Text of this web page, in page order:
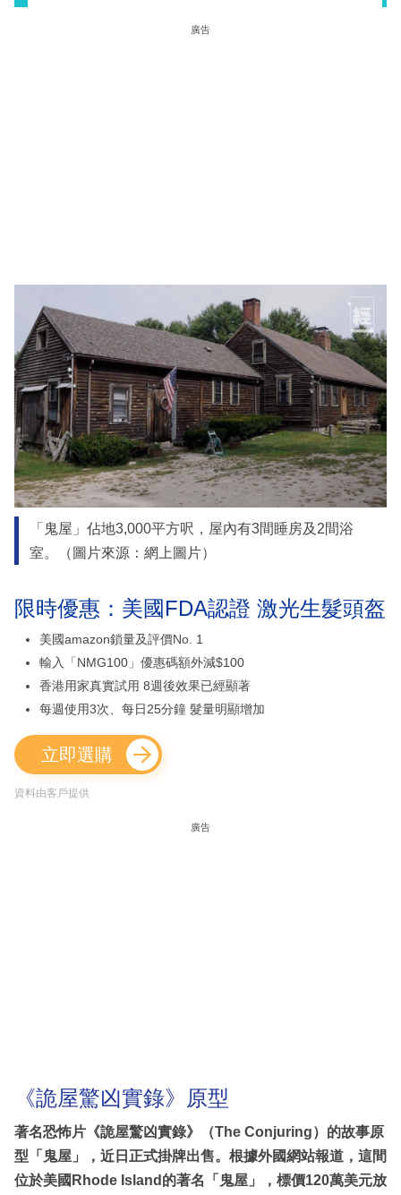
廣告
「鬼屋」佔地3,000平方呎，屋內有3間睡房及2間浴
室。（圖片來源：網上圖片）
限時優惠：美國FDA認證 激光生髮頭盔
美國amazon鎖量及評價No. 1
輸入「NMG100」優惠碼額外減$100
香港用家真實試用 8週後效果已經顯著
每週使用3次、每日25分鐘 髮量明顯增加
立即選購
資料由客戶提供
廣告
《詭屋驚凶實錄》原型
著名恐怖片《詭屋驚凶實錄》（The Conjuring）的故事原
型「鬼屋」，近日正式掛牌出售。根據外國網站報道，這間
位於美國Rhode Island的著名「鬼屋」，標價120萬美元放